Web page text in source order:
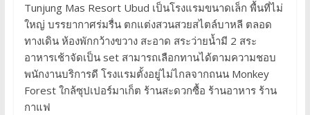
Tunjung Mas Resort Ubud เป็นโรงแรมขนาดเล็ก พื้นที่ไม่
ใหญ่ บรรยากาศร่มรื่น ตกแต่งสวนสวยสไตล์บาหลี ตลอด
ทางเดิน ห้องพักกว้างขวาง สะอาด สระว่ายน้ำมี 2 สระ
อาหารเช้าจัดเป็น set สามารถเลือกทานได้ตามความชอบ
พนักงานบริการดี โรงแรมตั้งอยู่ไม่ไกลจากถนน Monkey
Forest ใกล้ซุปเปอร์มาเก็ต ร้านสะดวกซื้อ ร้านอาหาร ร้าน
กาแฟ